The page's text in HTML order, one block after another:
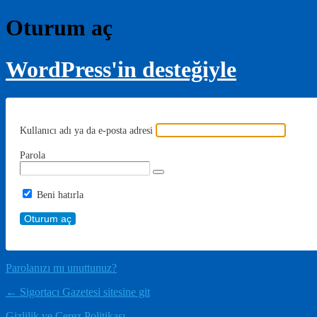
Oturum aç
WordPress'in desteğiyle
Kullanıcı adı ya da e-posta adresi
Parola
Beni hatırla
Parolanızı mı unuttunuz?
← Sigortacı Gazetesi sitesine git